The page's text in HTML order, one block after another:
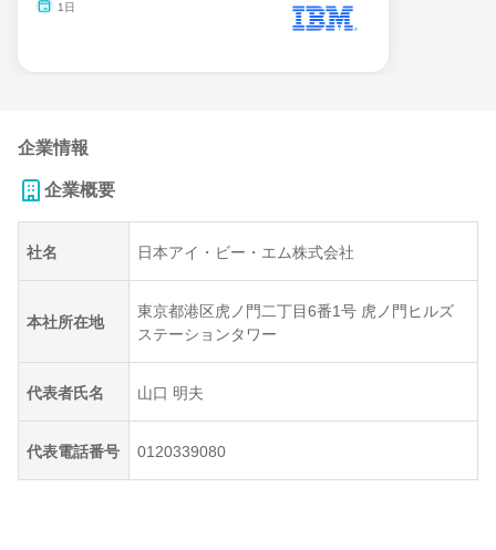
1日
企業情報
企業概要
社名 日本アイ・ビー・エム株式会社
本社所在地
東京都港区虎ノ門二丁目6番1号 虎ノ門ヒルズ
ステーションタワー
代表者氏名 山口 明夫
代表電話番号 0120339080